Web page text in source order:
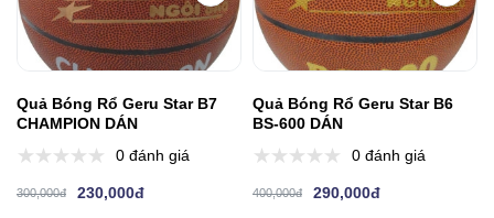
Quả Bóng Rổ Geru Star B7
CHAMPION DÁN
0 đánh giá
300,000đ 230,000đ
Quả Bóng Rổ Geru Star B6
BS-600 DÁN
0 đánh giá
400,000đ 290,000đ